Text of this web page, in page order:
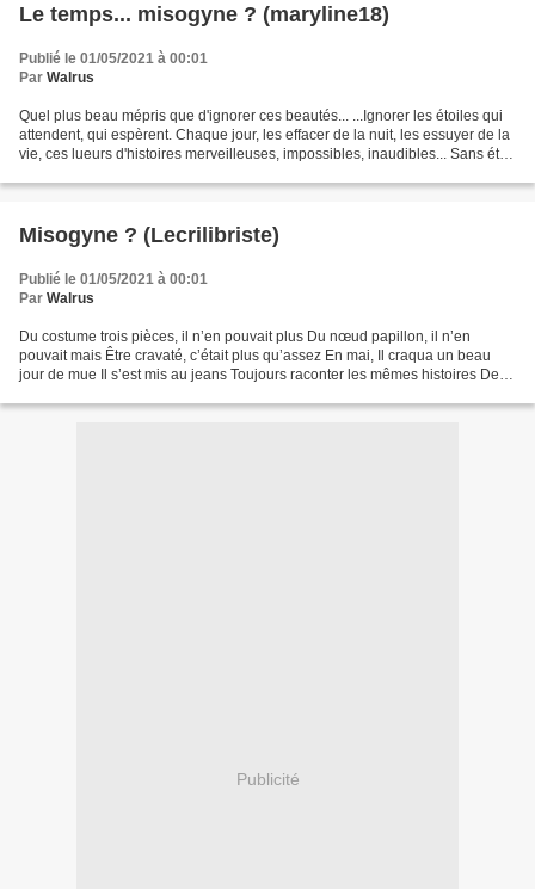
Le temps... misogyne ? (maryline18)
Publié le 01/05/2021 à 00:01
Par Walrus
Quel plus beau mépris que d'ignorer ces beautés... ...Ignorer les étoiles qui
attendent, qui espèrent. Chaque jour, les effacer de la nuit, les essuyer de la
vie, ces lueurs d'histoires merveilleuses, impossibles, inaudibles... Sans état
Misogyne ? (Lecrilibriste)
Publié le 01/05/2021 à 00:01
Par Walrus
Du costume trois pièces, il n’en pouvait plus Du nœud papillon, il n’en
pouvait mais Être cravaté, c’était plus qu’assez En mai, Il craqua un beau
jour de mue Il s’est mis au jeans Toujours raconter les mêmes histoires Des
Publicité